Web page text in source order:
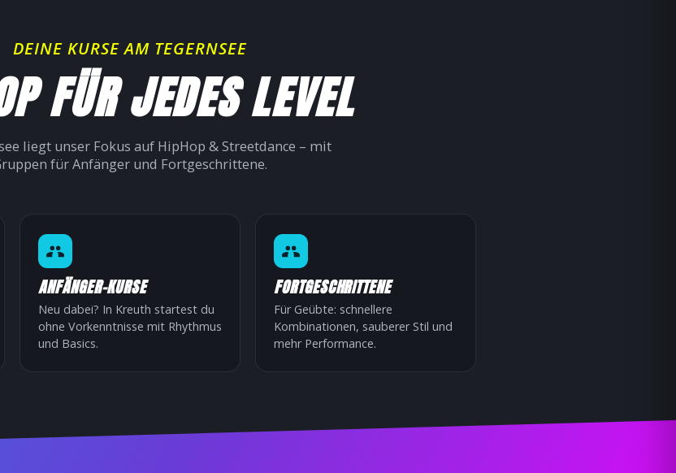
DEINE KURSE AM TEGERNSEE
FÜR JEDES LEVEL
liegt unser Fokus auf HipHop & Streetdance – mit
für Anfänger und Fortgeschrittene.
ANFÄNGER-KURSE
Neu dabei? In Kreuth startest du
ohne Vorkenntnisse mit Rhythmus
und Basics.
FORTGESCHRITTENE
Für Geübte: schnellere
Kombinationen, sauberer Stil und
mehr Performance.